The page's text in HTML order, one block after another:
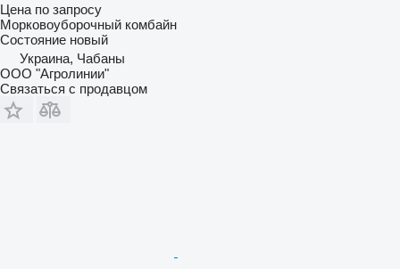
Цена по запросу
Морковоуборочный комбайн
Состояние новый
Украина, Чабаны
ООО "Агролинии"
Связаться с продавцом